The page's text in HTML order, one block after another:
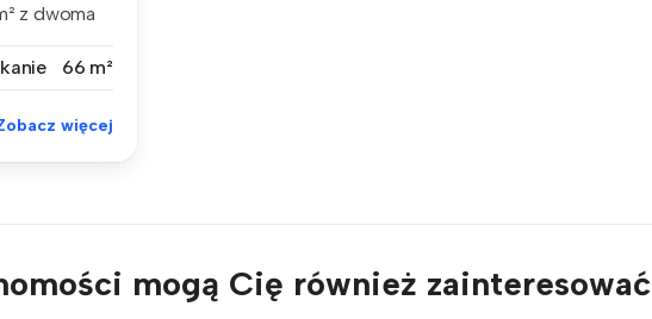
z dwoma
66 m²
więcej
mogą Cię również zainteresować